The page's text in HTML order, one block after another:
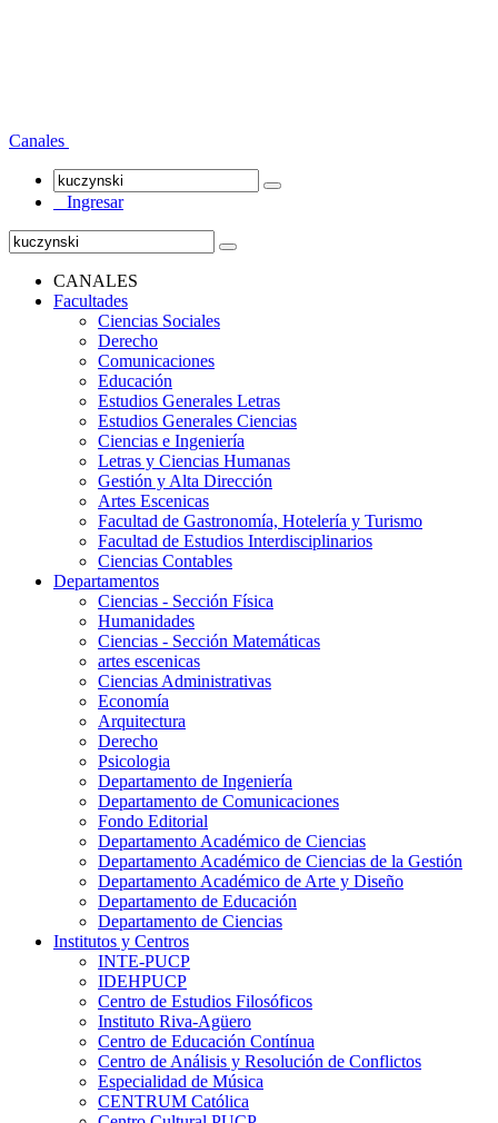
Canales
Ingresar
CANALES
Facultades
Ciencias Sociales
Derecho
Comunicaciones
Educación
Estudios Generales Letras
Estudios Generales Ciencias
Ciencias e Ingeniería
Letras y Ciencias Humanas
Gestión y Alta Dirección
Artes Escenicas
Facultad de Gastronomía, Hotelería y Turismo
Facultad de Estudios Interdisciplinarios
Ciencias Contables
Departamentos
Ciencias - Sección Física
Humanidades
Ciencias - Sección Matemáticas
artes escenicas
Ciencias Administrativas
Economía
Arquitectura
Derecho
Psicologia
Departamento de Ingeniería
Departamento de Comunicaciones
Fondo Editorial
Departamento Académico de Ciencias
Departamento Académico de Ciencias de la Gestión
Departamento Académico de Arte y Diseño
Departamento de Educación
Departamento de Ciencias
Institutos y Centros
INTE-PUCP
IDEHPUCP
Centro de Estudios Filosóficos
Instituto Riva-Agüero
Centro de Educación Contínua
Centro de Análisis y Resolución de Conflictos
Especialidad de Música
CENTRUM Católica